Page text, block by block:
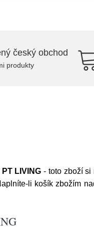
český obchod
produkty
PT LIVING - toto zboží si
li košík zbožím